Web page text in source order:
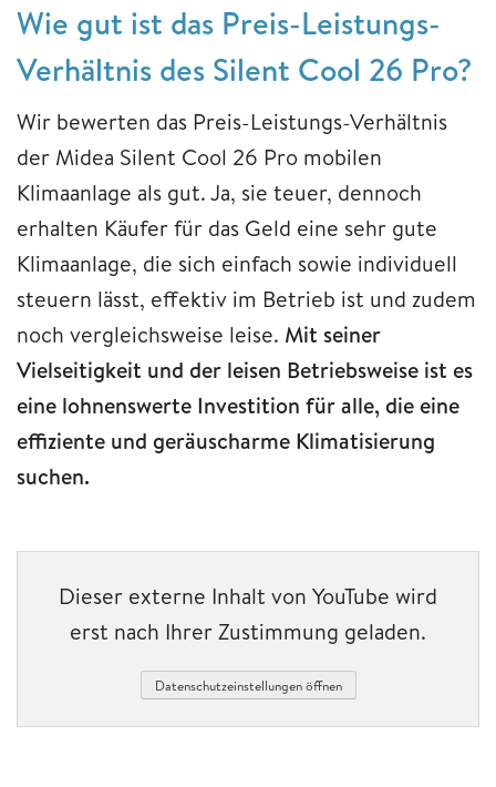
Wie gut ist das Preis-Leistungs-
Verhältnis des Silent Cool 26 Pro?
Wir bewerten das Preis-Leistungs-Verhältnis
der Midea Silent Cool 26 Pro mobilen
Klimaanlage als gut. Ja, sie teuer, dennoch
erhalten Käufer für das Geld eine sehr gute
Klimaanlage, die sich einfach sowie individuell
steuern lässt, effektiv im Betrieb ist und zudem
noch vergleichsweise leise. Mit seiner
Vielseitigkeit und der leisen Betriebsweise ist es
eine lohnenswerte Investition für alle, die eine
effiziente und geräuscharme Klimatisierung
suchen.
Dieser externe Inhalt von YouTube wird
erst nach Ihrer Zustimmung geladen.
Datenschutzeinstellungen öffnen